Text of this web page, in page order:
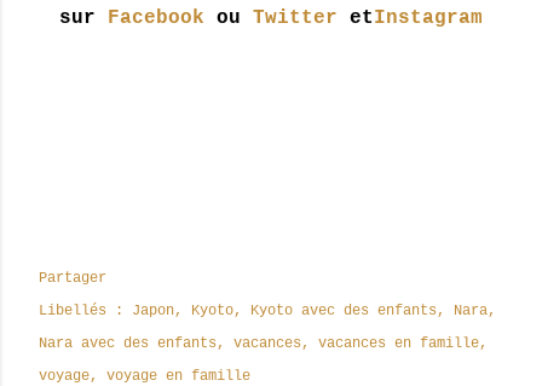
sur Facebook ou Twitter etInstagram
Partager
Libellés :
Japon Kyoto Kyoto avec des enfants
Nara
Nara avec des enfants
vacances
vacances en famille
voyage
voyage en famille